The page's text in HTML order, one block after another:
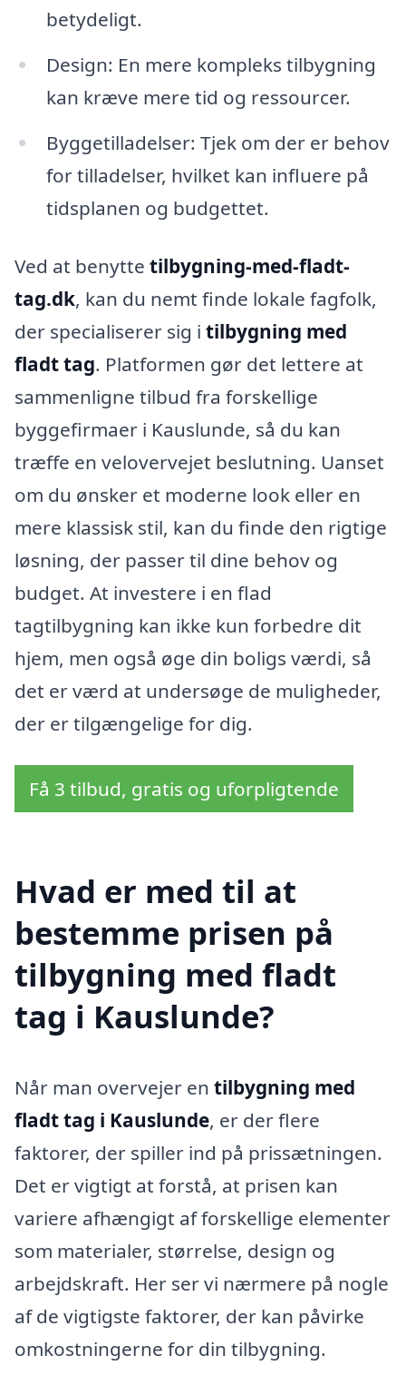
betydeligt.
Design: En mere kompleks tilbygning
kan kræve mere tid og ressourcer.
Byggetilladelser: Tjek om der er behov
for tilladelser, hvilket kan influere på
tidsplanen og budgettet.
Ved at benytte tilbygning-med-fladt-
tag.dk, kan du nemt finde lokale fagfolk,
der specialiserer sig i tilbygning med
fladt tag. Platformen gør det lettere at
sammenligne tilbud fra forskellige
byggefirmaer i Kauslunde, så du kan
træffe en velovervejet beslutning. Uanset
om du ønsker et moderne look eller en
mere klassisk stil, kan du finde den rigtige
løsning, der passer til dine behov og
budget. At investere i en flad
tagtilbygning kan ikke kun forbedre dit
hjem, men også øge din boligs værdi, så
det er værd at undersøge de muligheder,
der er tilgængelige for dig.
Få 3 tilbud, gratis og uforpligtende
Hvad er med til at
bestemme prisen på
tilbygning med fladt
tag i Kauslunde?
Når man overvejer en tilbygning med
fladt tag i Kauslunde, er der flere
faktorer, der spiller ind på prissætningen.
Det er vigtigt at forstå, at prisen kan
variere afhængigt af forskellige elementer
som materialer, størrelse, design og
arbejdskraft. Her ser vi nærmere på nogle
af de vigtigste faktorer, der kan påvirke
omkostningerne for din tilbygning.